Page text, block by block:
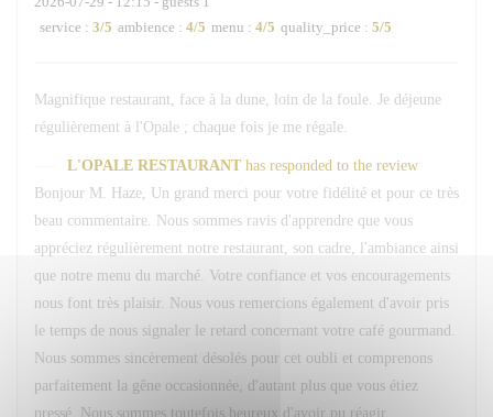
service : 3/5 ambience : 4/5 menu : 4/5 quality_price : 5/5
Magnifique restaurant, face à la dune, loin de la foule. Je déjeune
régulièrement à l'Opale ; chaque fois je me régale.
L'OPALE RESTAURANT has responded to the review
Bonjour M. Haze, Un grand merci pour votre fidélité et pour ce très
beau commentaire. Nous sommes ravis d'apprendre que vous
appréciez régulièrement notre restaurant, son cadre, l'ambiance ainsi
que notre menu du marché. Votre confiance et vos encouragements
nous font très plaisir. Nous vous remercions également d'avoir pris
le temps de nous signaler le retard concernant votre café gourmand.
Nous sommes sincèrement désolés pour cet oubli et comprenons
parfaitement la gêne occasionnée, d'autant plus que vous étiez
pressé. Nous sommes toutefois heureux d'avoir pu réagir